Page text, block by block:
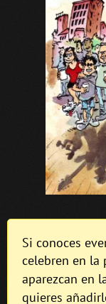
Si conoces
celebren en la
aparezcan en
quieres